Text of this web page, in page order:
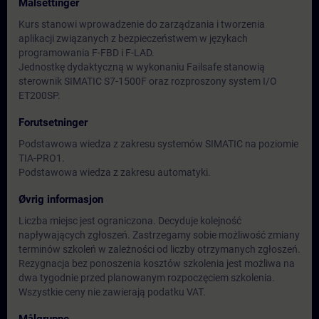
Målsettinger
Kurs stanowi wprowadzenie do zarządzania i tworzenia
aplikacji związanych z bezpieczeństwem w językach
programowania F-FBD i F-LAD.
Jednostkę dydaktyczną w wykonaniu Failsafe stanowią
sterownik SIMATIC S7-1500F oraz rozproszony system I/O
ET200SP.
Forutsetninger
Podstawowa wiedza z zakresu systemów SIMATIC na poziomie
TIA-PRO1.
Podstawowa wiedza z zakresu automatyki.
Øvrig informasjon
Liczba miejsc jest ograniczona. Decyduje kolejność
napływających zgłoszeń. Zastrzegamy sobie możliwość zmiany
terminów szkoleń w zależności od liczby otrzymanych zgłoszeń.
Rezygnacja bez ponoszenia kosztów szkolenia jest możliwa na
dwa tygodnie przed planowanym rozpoczęciem szkolenia.
Wszystkie ceny nie zawierają podatku VAT.